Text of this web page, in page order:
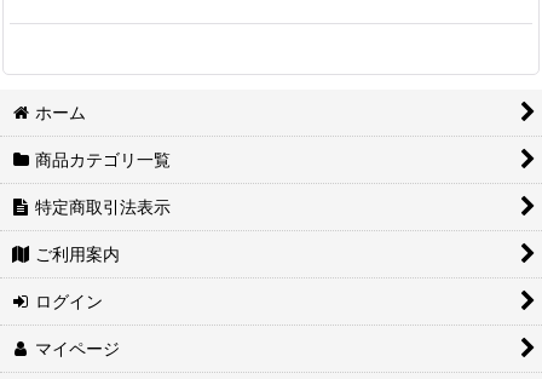
ホーム
商品カテゴリ一覧
特定商取引法表示
ご利用案内
ログイン
マイページ